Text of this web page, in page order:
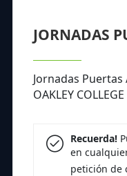
JORNADAS
Jornadas Puertas
OAKLEY COLLEGE
Recuerda!
en
petición de